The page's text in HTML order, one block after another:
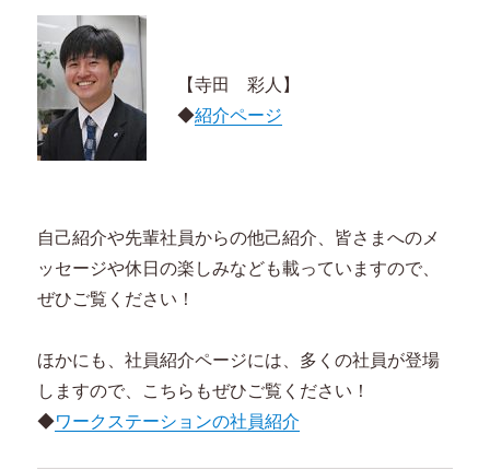
【寺田 彩人】
◆紹介ページ
自己紹介や先輩社員からの他己紹介、皆さまへのメ
ッセージや休日の楽しみなども載っていますので、
ぜひご覧ください！
ほかにも、社員紹介ページには、多くの社員が登場
しますので、こちらもぜひご覧ください！
◆ワークステーションの社員紹介